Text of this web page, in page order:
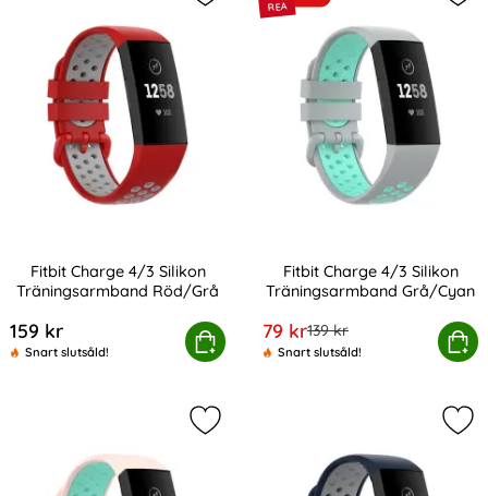
Fitbit Charge 4/3 Silikon
Träningsarmband Röd/Grå
159 kr
Snart slutsåld!
Köp
Charge 4/3 Silikon Träningsarmband Röd/Grå
Fitbit Charge 4/3 Silikon
Träningsarmband Grå/Cyan
rea pris
79 krtidigare pris
139 kr
Snart slutsåld!
Köp
Fitbit Charge 4/3 Silikon
Markera fitbit Charge 4/3 Silikon